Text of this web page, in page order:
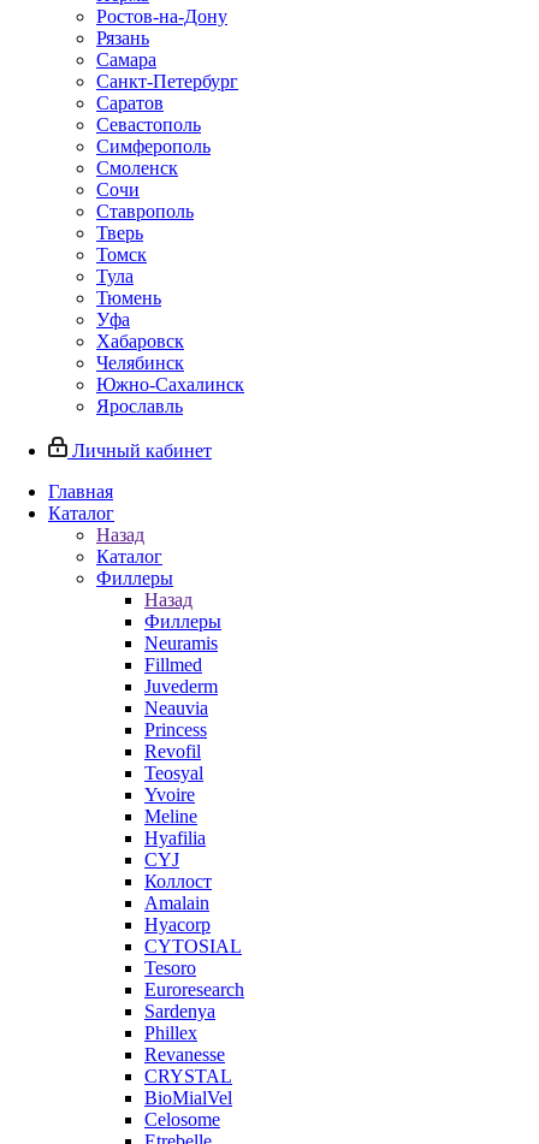
Ростов-на-Дону
Рязань
Самара
Санкт-Петербург
Саратов
Севастополь
Симферополь
Смоленск
Сочи
Ставрополь
Тверь
Томск
Тула
Тюмень
Уфа
Хабаровск
Челябинск
Южно-Сахалинск
Ярославль
Личный кабинет
Главная
Каталог
Назад
Каталог
Филлеры
Назад
Филлеры
Neuramis
Fillmed
Juvederm
Neauvia
Princess
Revofil
Teosyal
Yvoire
Meline
Hyafilia
CYJ
Коллост
Amalain
Hyacorp
CYTOSIAL
Tesoro
Euroresearch
Sardenya
Phillex
Revanesse
CRYSTAL
BioMialVel
Celosome